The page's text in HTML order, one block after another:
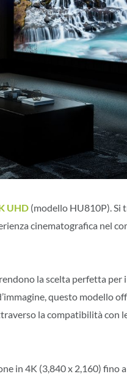
UHD (modello HU810P). Si
cinematografica nel
la scelta perfetta per
questo modello
la compatibilità con
in 4K (3,840 x 2,160) fino